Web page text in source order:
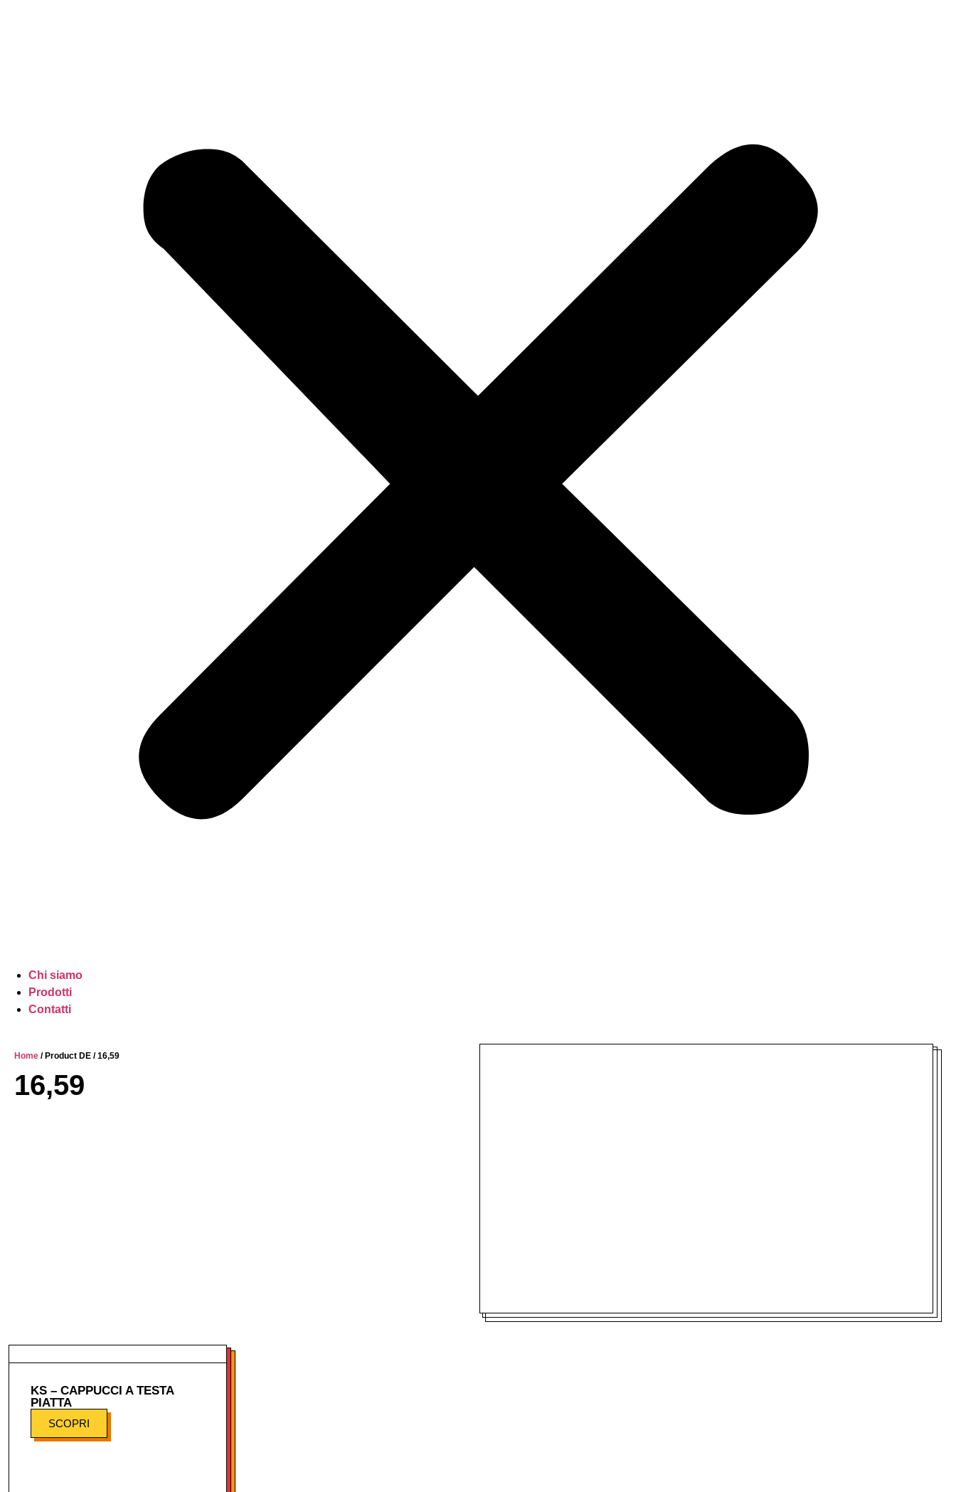
Chi siamo
Prodotti
Contatti
Home / Product DE / 16,59
16,59
KS – CAPPUCCI A TESTA
PIATTA
SCOPRI